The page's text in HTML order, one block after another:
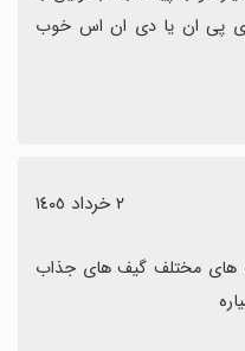
٢ خرداد ١٤٠٥